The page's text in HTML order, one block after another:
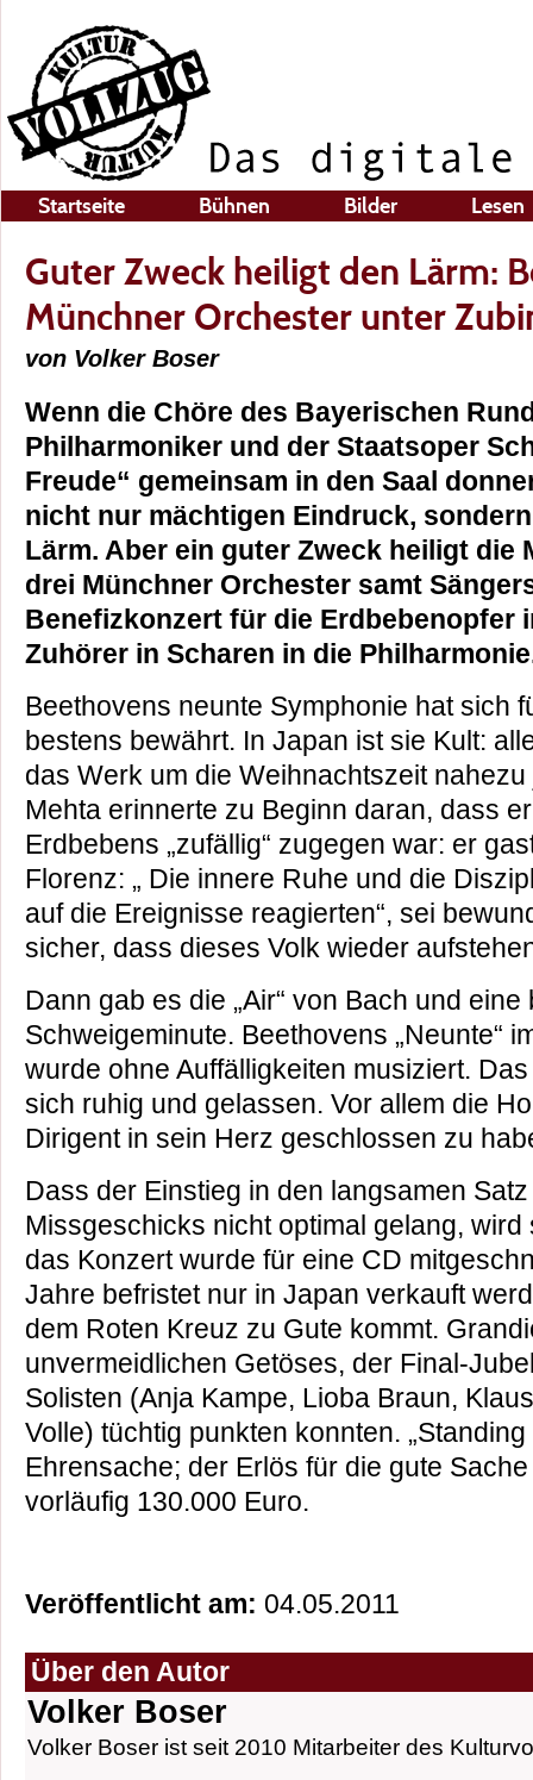
Startseite Bühnen Bilder Lesen
Guter Zweck heiligt den Lärm:
Münchner Orchester unter
von Volker Boser
Wenn die Chöre des Bayerischen
Philharmoniker und der Staatsoper
Freude“ gemeinsam in den Saal
nicht nur mächtigen Eindruck,
Lärm. Aber ein guter Zweck heiligt die
drei Münchner Orchester samt
Benefizkonzert für die Erdbebenopfer
Zuhörer in Scharen in die
Beethovens neunte Symphonie hat sich
bestens bewährt. In Japan ist sie Kult:
das Werk um die Weihnachtszeit
Mehta erinnerte zu Beginn daran, dass
Erdbebens „zufällig“ zugegen war: er
Florenz: „ Die innere Ruhe und die
auf die Ereignisse reagierten“, sei
sicher, dass dieses Volk wieder
Dann gab es die „Air“ von Bach und
Schweigeminute. Beethovens „Neunte“
wurde ohne Auffälligkeiten musiziert.
sich ruhig und gelassen. Vor allem die
Dirigent in sein Herz geschlossen zu
Dass der Einstieg in den langsamen
Missgeschicks nicht optimal gelang,
das Konzert wurde für eine CD
Jahre befristet nur in Japan verkauft
dem Roten Kreuz zu Gute kommt.
unvermeidlichen Getöses, der Final-
Solisten (Anja Kampe, Lioba Braun,
Volle) tüchtig punkten konnten.
Ehrensache; der Erlös für die gute
vorläufig 130.000 Euro.
Veröffentlicht am: 04.05.2011
Über den Autor
Volker Boser
Volker Boser ist seit 2010 Mitarbeiter des